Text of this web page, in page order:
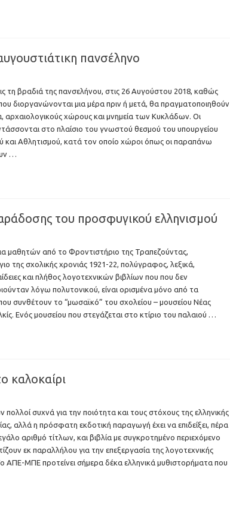
πανσέληνο
τη βραδιά της πανσελήνου, στις 26 Αυγούστου 2018, καθώς
διοργανώνονται μια μέρα πριν ή μετά, θα πραγματοποιηθούν
αρχαιολογικούς χώρους και μνημεία των Κυκλάδων. Οι
στο πλαίσιο του γνωστού θεσμού του υπουργείου
και Αθλητισμού, κατά τον οποίο χώροι όπως οι παραπάνω
…
του προσφυγικού ελληνισμού
μαθητών από το Φροντιστήριο της Τραπεζούντας,
της σχολικής χρονιάς 1921-22, πολύγραφος, λεξικά,
και πλήθος λογοτεχνικών βιβλίων που που δεν
λόγω πολυτονικού, είναι ορισμένα μόνο από τα
συνθέτουν το “μωσαϊκό” του σχολείου – μουσείου Νέας
Ενός μουσείου που στεγάζεται στο κτίριο του παλαιού …
καλοκαίρι
πολλοί συχνά για την ποιότητα και τους στόχους της ελληνικής
αλλά η πρόσφατη εκδοτική παραγωγή έχει να επιδείξει, πέρα
αριθμό τίτλων, και βιβλία με συγκροτημένο περιεχόμενο
εκ παραλλήλου για την επεξεργασία της λογοτεχνικής
ΑΠΕ-ΜΠΕ προτείνει σήμερα δέκα ελληνικά μυθιστορήματα που